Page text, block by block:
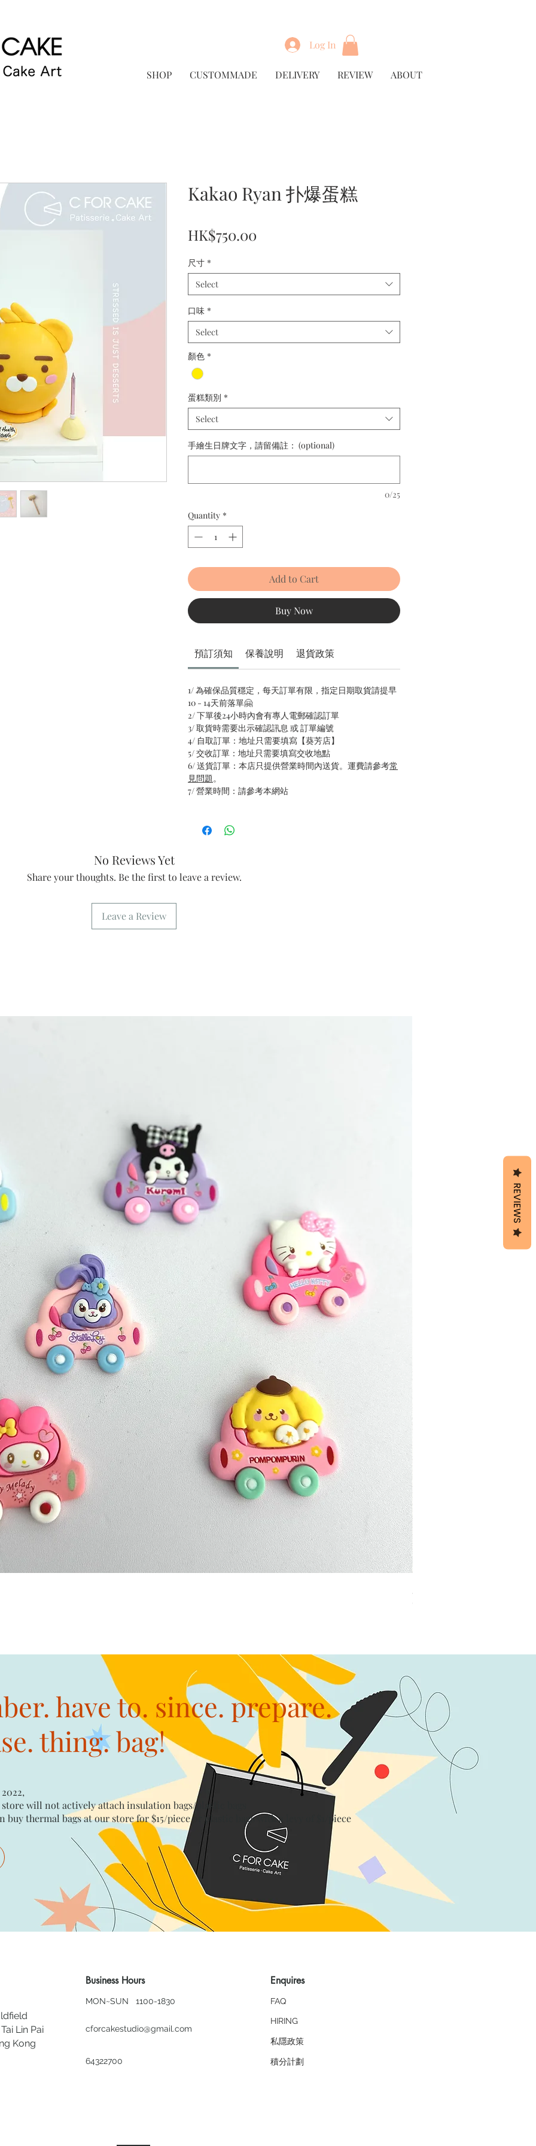
Log In
SHOP CUSTOMMADE DELIVERY REVIEW ABOUT
Kakao Ryan 扑爆蛋糕
HK$750.00
尺寸 *
Select
口味 *
Select
顏色 *
蛋糕類別 *
Select
手繪生日牌文字，請留備註： (optional)
0/25
Quantity *
Add to Cart
Buy Now
預訂須知 保養說明 退貨政策
1/ 為確保品質穩定，每天訂單有限，指定日期取貨請提早
10 - 14天前落單🤗
2/ 下單後24小時內會有專人電郵確認訂單
3/ 取貨時需要出示確認訊息 或 訂單編號
4/ 自取訂單：地址只需要填寫【葵芳店】
5/ 交收訂單：地址只需要填寫交收地點
6/ 送貨訂單：本店只提供營業時間內送貨。運費請參考常
見問題。
7/ 營業時間：請參考本網站
No Reviews Yet
Share your thoughts. Be the first to leave a review.
Leave a Review
have to. since. prepare.
thing. bag!
will not actively attach insulation bags/plastic bags​
buy thermal bags at our store for $15/piece​ or plastic bags with a levy of $1/piece
Lin Pai
Kong
Business Hours
MON~SUN 1100-1830
cforcakestudio@gmail.com
64322700
Enquires
FAQ
HIRING
私隱政策
​積分計劃
REVIEWS